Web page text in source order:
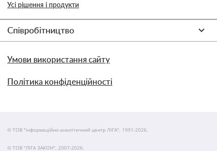
Усі рішення і продукти
Співробітництво
Умови використання сайту
Політика конфіденційності
© ТОВ "інформаційно-аналітичний центр ЛІГА", 1991-2026.
© ТОВ "ЛІГА ЗАКОН", 2007-2026.